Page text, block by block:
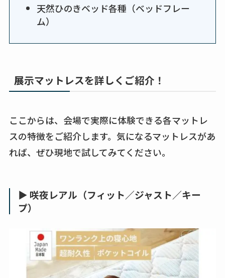
天然ひのきベッド各種（ベッドフレー
ム）
展示マットレスを詳しくご紹介！
ここからは、会場で実際に体験できる各マットレ
スの特徴をご紹介します。気になるマットレスがあ
れば、ぜひ現地で試してみてください。
▶ 咲夜レアル（フィット／ジャスト／キー
プ）